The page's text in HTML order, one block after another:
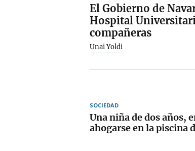
El Gobierno de
Hospital
compañeras
Unai Yoldi
SOCIEDAD
Una niña de dos años,
ahogarse en la piscina